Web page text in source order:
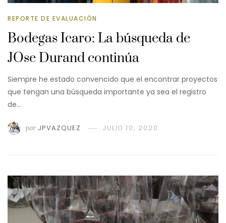
REPORTE DE EVALUACIÓN
Bodegas Icaro: La búsqueda de
JOse Durand continúa
Siempre he estado convencido que el encontrar proyectos
que tengan una búsqueda importante ya sea el registro
de…
por JPVAZQUEZ JULIO 10, 2020